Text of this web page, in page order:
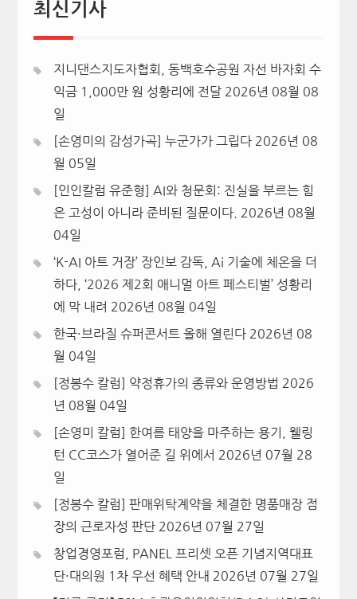
최신기사
지니댄스지도자협회, 동백호수공원 자선 바자회 수
익금 1,000만 원 성황리에 전달 2026년 08월 08
일
[손영미의 감성가곡] 누군가가 그립다 2026년 08
월 05일
[인인칼럼 유준형] AI와 청문회: 진실을 부르는 힘
은 고성이 아니라 준비된 질문이다.
2026년 08월
04일
‘K-AI 아트 거장’ 장인보 감독, Ai 기술에 체온을 더
하다, ‘2026 제2회 애니멀 아트 페스티벌’ 성황리
에 막 내려 2026년 08월 04일
한국·브라질 슈퍼콘서트 올해 열린다 2026년 08
월 04일
[정봉수 칼럼] 약정휴가의 종류와 운영방법 2026
년 08월 04일
[손영미 칼럼] 한여름 태양을 마주하는 용기, 웰링
턴 CC코스가 열어준 길 위에서 2026년 07월 28
일
[정봉수 칼럼] 판매위탁계약을 체결한 명품매장 점
장의 근로자성 판단 2026년 07월 27일
창업경영포럼, PANEL 프리셋 오픈 기념지역대표
단·대의원 1차 우선 혜택 안내 2026년 07월 27일